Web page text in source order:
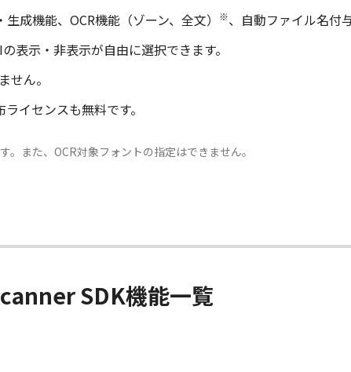
成機能、OCR機能（ゾーン、全文）
※、自動ファイル名付
表示・非表示が自由に選択できます。
せん。
イセンスも無料です。
。また、OCR対象フォントの指定はできません。
SDK機能一覧